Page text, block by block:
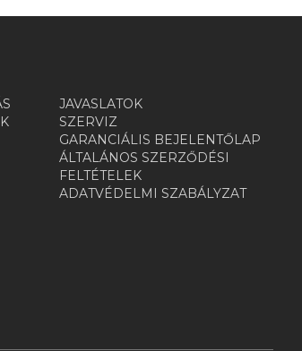
JAVASLATOK
SZERVIZ
GARANCIÁLIS BEJELENTŐLAP
ÁLTALÁNOS SZERZŐDÉSI
FELTÉTELEK
ADATVÉDELMI SZABÁLYZAT